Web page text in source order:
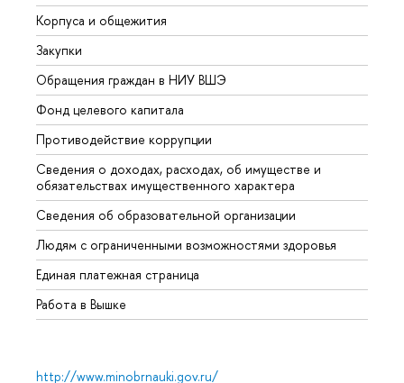
Корпуса и общежития
Закупки
Обращения граждан в НИУ ВШЭ
Фонд целевого капитала
Противодействие коррупции
Сведения о доходах, расходах, об имуществе и
обязательствах имущественного характера
Сведения об образовательной организации
Людям с ограниченными возможностями здоровья
Единая платежная страница
Работа в Вышке
http://www.minobrnauki.gov.ru/